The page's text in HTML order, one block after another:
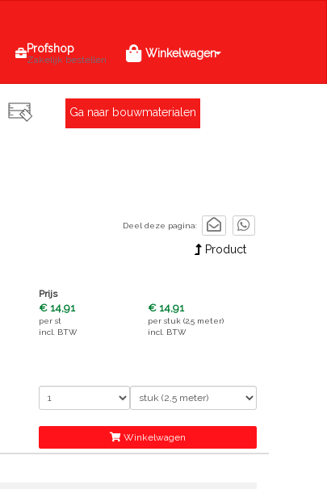
Profshop
Zakelijk bestellen Winkelwagen
Ga naar bouwmaterialen
Deel deze pagina:
Product
Prijs
€ 14,91
per st
incl. BTW
€ 14,91
per stuk (2,5 meter)
incl. BTW
Winkelwagen